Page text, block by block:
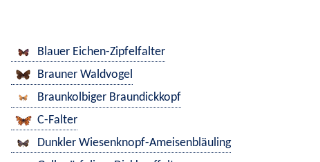
Blauer Eichen-Zipfelfalter
Brauner Waldvogel
Braunkolbiger Braundickkopf
C-Falter
Dunkler Wiesenknopf-Ameisenbläuling